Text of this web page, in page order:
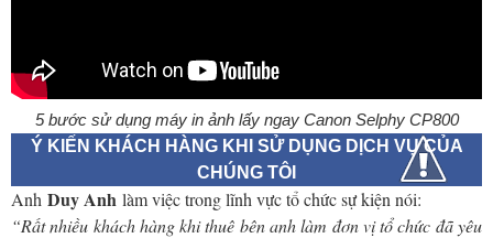
5 bước sử dụng máy in ảnh lấy ngay Canon Selphy CP800
Ý KIẾN KHÁCH HÀNG KHI SỬ DỤNG DỊCH VỤ CỦA
CHÚNG TÔI
Anh Duy Anh làm việc trong lĩnh vực tổ chức sự kiện nói:
“Rất nhiều khách hàng khi thuê bên anh làm đơn vị tổ chức đã yêu